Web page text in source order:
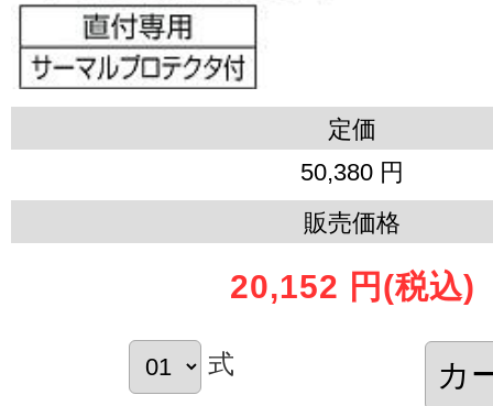
定価
50,380 円
販売価格
20,152 円 (税込)
式